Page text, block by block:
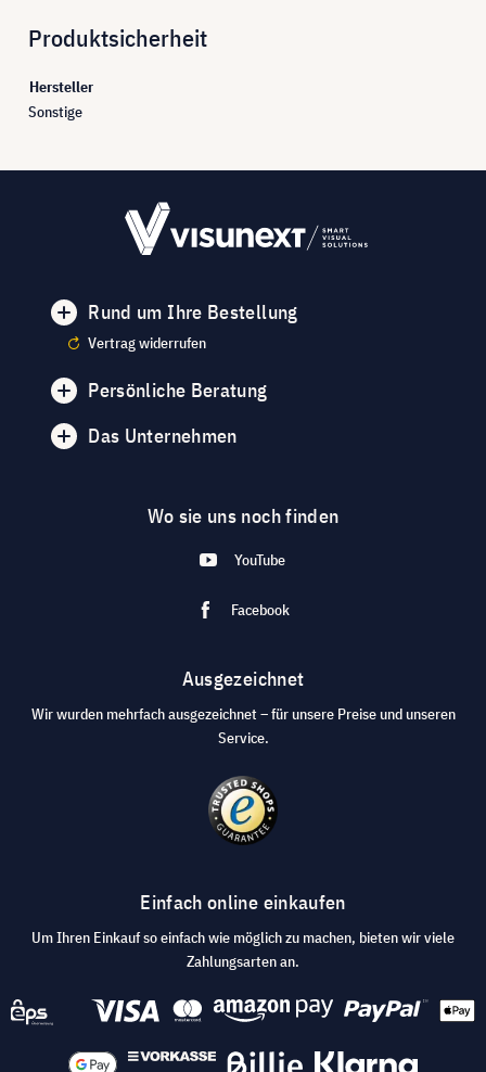
Produktsicherheit
Hersteller
Sonstige
Rund um Ihre Bestellung
Vertrag widerrufen
Persönliche Beratung
Das Unternehmen
Wo sie uns noch finden
YouTube
Facebook
Ausgezeichnet
Wir wurden mehrfach ausgezeichnet – für unsere Preise und unseren
Service.
Einfach online einkaufen
Um Ihren Einkauf so einfach wie möglich zu machen, bieten wir viele
Zahlungsarten an.